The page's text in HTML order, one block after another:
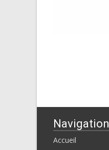
Navigation
Accueil